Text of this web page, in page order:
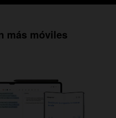
más móviles